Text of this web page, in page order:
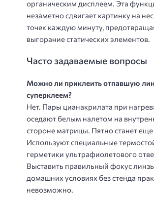
органическим дисплеем. Эта
незаметно сдвигает картинку на
точек каждую минуту,
выгорание статических элементов.
Часто задаваемые вопросы
Можно ли приклеить отпавшую
суперклеем?
Нет. Пары цианакрилата при
оседают белым налетом на
стороне матрицы. Пятно станет еще
Используют специальные
герметики ультрафиолетового
Выставить правильный фокус
домашних условиях без стенда
невозможно.